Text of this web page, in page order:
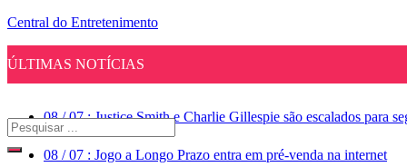
Central do Entretenimento
ÚLTIMAS NOTÍCIAS
08 / 07 : Justice Smith e Charlie Gillespie são escalados para
08 / 07 : Jogo a Longo Prazo entra em pré-venda na internet